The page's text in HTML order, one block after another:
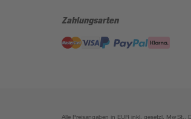
Zahlungsarten
Alle Preisangaben in EUR inkl. gesetzl.